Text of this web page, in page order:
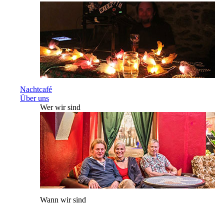
Nachtcafé
Über uns
Wer wir sind
Wann wir sind